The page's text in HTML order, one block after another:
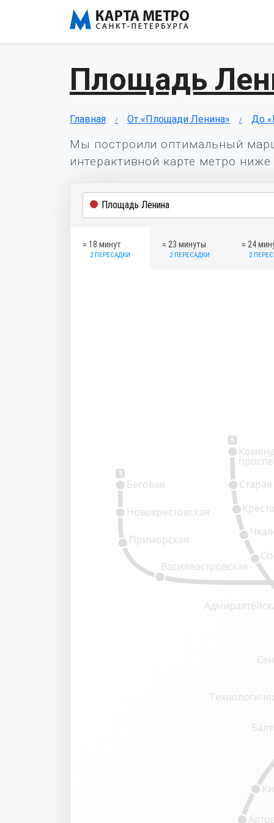
Площадь
Главная От «Площади Ленина» До
Мы построили оптимальный
интерактивной карте метро
≈ 18 минут
2 ПЕРЕСАДКИ
≈ 23 минуты
2 ПЕРЕСАДКИ
≈ 24
2
3
5
Василеостровская
Приморская
Новокрестовская
Беговая